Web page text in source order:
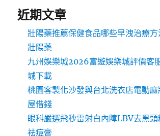
近期文章
壯陽藥推薦保健食品哪些早洩治療
壯陽藥
九州娛樂城2026富遊娛樂城評價客
城下載
桃園客製化沙發與台北洗衣店電動
屋借錢
眼科嚴選飛秒雷射白內障LBV去黑
祛痘膏